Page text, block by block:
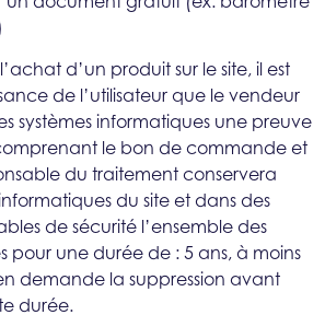
d’un produit sur le site, il est
de l’utilisateur que le vendeur
systèmes informatiques une preuve
le bon de commande et
du traitement conservera
du site et dans des
de sécurité l’ensemble des
pour une durée de : 5 ans, à moins
demande la suppression avant
durée.